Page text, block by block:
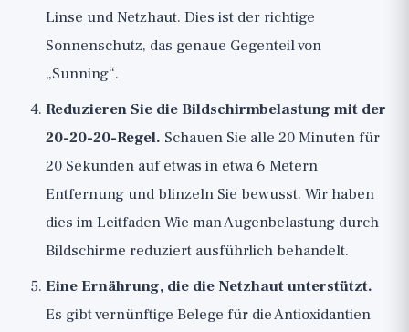
Linse und Netzhaut. Dies ist der richtige
Sonnenschutz, das genaue Gegenteil von
„Sunning“.
Reduzieren Sie die Bildschirmbelastung mit der
20-20-20-Regel. Schauen Sie alle 20 Minuten für
20 Sekunden auf etwas in etwa 6 Metern
Entfernung und blinzeln Sie bewusst. Wir haben
dies im LeitfadenWie man Augenbelastung durch
Bildschirme reduziert ausführlich behandelt.
Eine Ernährung, die die Netzhaut unterstützt.
Es gibt vernünftige Belege für die Antioxidantien